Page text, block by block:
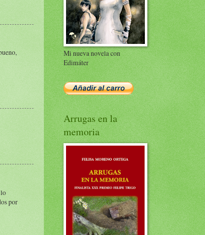
por
Mi nueva novela con
Edimáter
Arrugas en la
memoria